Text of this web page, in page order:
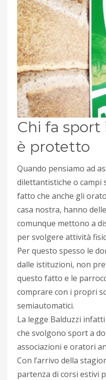
Chi fa
è protetto
Quando pensiamo ad
dilettantistiche o
fatto che anche gli
casa nostra, hanno
comunque mettono a
per svolgere attività
Per questo spesso le
dalle istituzioni, non
questo fatto e le
comprare con i propri
semiautomatici.
La legge Balduzzi
che svolgono sport a
associazioni e oratori
Con l’arrivo della
partenza di corsi estivi